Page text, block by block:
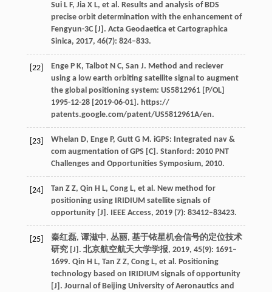
Sui L F, Jia X L, et al. Results and analysis of BDS
precise orbit determination with the enhancement of
Fengyun-3C [J]. Acta Geodaetica et Cartographica
Sinica, 2017, 46(7): 824–833.
[22]
Enge P K, Talbot N C, San J. Method and reciever
using a low earth orbiting satellite signal to augment
the global positioning system: US5812961 [P/OL]
1995-12-28 [2019-06-01]. https://
patents.google.com/patent/US5812961A/en.
[23]
Whelan D, Enge P, Gutt G M. iGPS: Integrated nav &
com augmentation of GPS [C]. Stanford: 2010 PNT
Challenges and Opportunities Symposium, 2010.
[24]
Tan Z Z, Qin H L, Cong L, et al. New method for
positioning using IRIDIUM satellite signals of
opportunity [J]. IEEE Access, 2019 (7): 83412–83423.
[25]
秦红磊, 谭滋中, 丛丽, 基于铱星机会信号的定位技术
研究 [J]. 北京航空航天大学学报, 2019, 45(9): 1691–
1699. Qin H L, Tan Z Z, Cong L, et al. Positioning
technology based on IRIDIUM signals of opportunity
[J]. Journal of Beijing University of Aeronautics and